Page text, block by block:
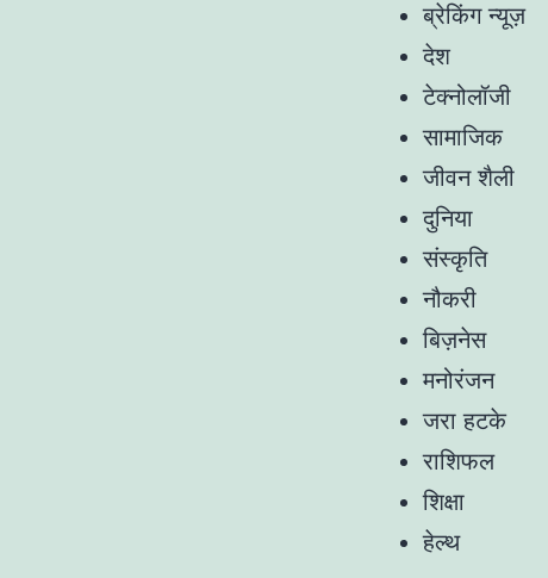
ब्रेकिंग न्यूज़
देश
टेक्नोलॉजी
सामाजिक
जीवन शैली
दुनिया
संस्कृति
नौकरी
बिज़नेस
मनोरंजन
जरा हटके
राशिफल
शिक्षा
हेल्थ